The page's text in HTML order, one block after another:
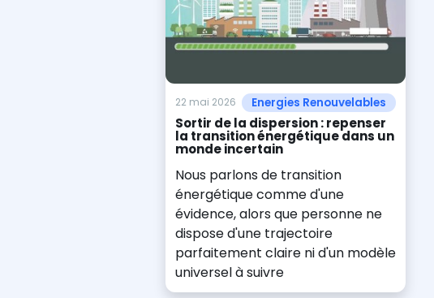
22 mai 2026 Energies Renouvelables
Sortir de la dispersion : repenser
la transition énergétique dans un
monde incertain
Nous parlons de transition
énergétique comme d'une
évidence, alors que personne ne
dispose d'une trajectoire
parfaitement claire ni d'un modèle
universel à suivre